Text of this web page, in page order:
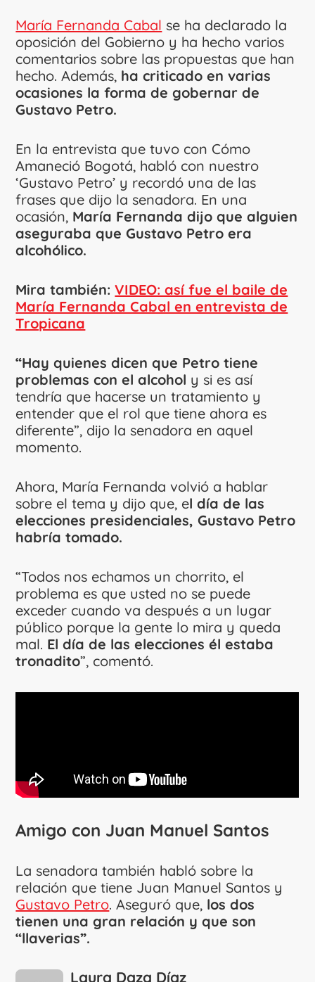
María Fernanda Cabal se ha declarado la
oposición del Gobierno y ha hecho varios
comentarios sobre las propuestas que han
hecho. Además, ha criticado en varias
ocasiones la forma de gobernar de
Gustavo Petro.
En la entrevista que tuvo con Cómo
Amaneció Bogotá, habló con nuestro
‘Gustavo Petro’ y recordó una de las
frases que dijo la senadora. En una
ocasión, María Fernanda dijo que alguien
aseguraba que Gustavo Petro era
alcohólico.
Mira también:VIDEO: así fue el baile de
María Fernanda Cabal en entrevista de
Tropicana
“Hay quienes dicen que Petro tiene
problemas con el alcohol y si es así
tendría que hacerse un tratamiento y
entender que el rol que tiene ahora es
diferente”, dijo la senadora en aquel
momento.
Ahora, María Fernanda volvió a hablar
sobre el tema y dijo que, el día de las
elecciones presidenciales, Gustavo Petro
habría tomado.
“Todos nos echamos un chorrito, el
problema es que usted no se puede
exceder cuando va después a un lugar
público porque la gente lo mira y queda
mal. El día de las elecciones él estaba
tronadito”, comentó.
Amigo con Juan Manuel Santos
La senadora también habló sobre la
relación que tiene Juan Manuel Santos y
Gustavo Petro. Aseguró que, los dos
tienen una gran relación y que son
“llaverias”.
Laura Daza Díaz